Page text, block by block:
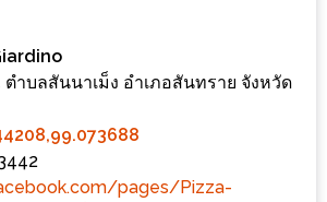
ำบลสันนาเม็ง อำเภอสันทราย จังหวัด
pages/Pizza-